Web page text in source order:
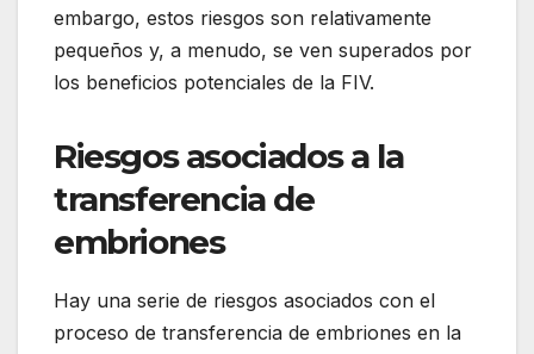
embargo, estos riesgos son relativamente
pequeños y, a menudo, se ven superados por
los beneficios potenciales de la FIV.
Riesgos asociados a la
transferencia de
embriones
Hay una serie de riesgos asociados con el
proceso de transferencia de embriones en la